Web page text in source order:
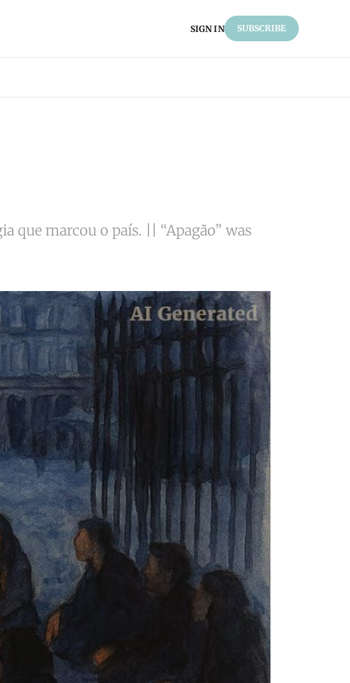
SIGN IN SUBSCRIBE
que marcou o país. || “Apagão” was